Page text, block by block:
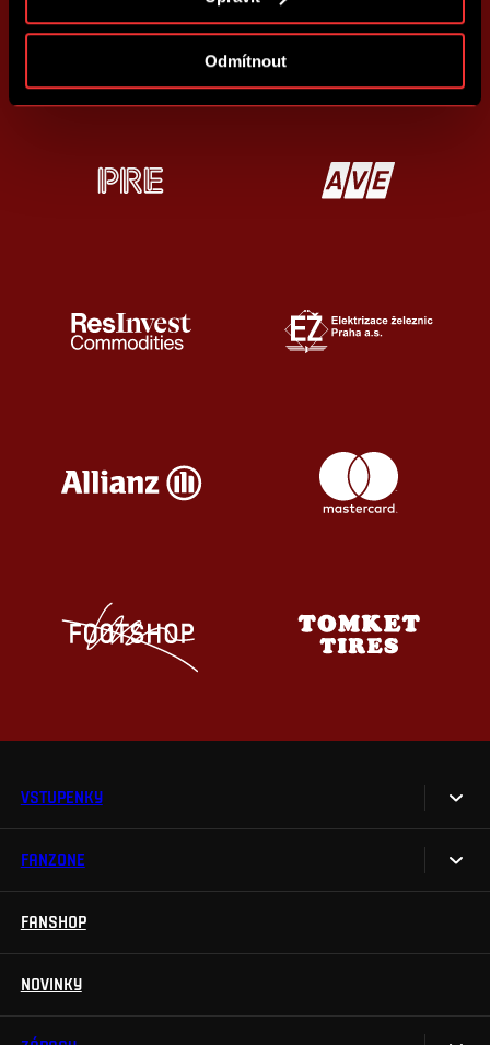
Odmítnout
VSTUPENKY
Vstupenky
Handicapovaní fanoušci
FANZONE
Sparta UNLIMITED.
FANSHOP
NOVINKY